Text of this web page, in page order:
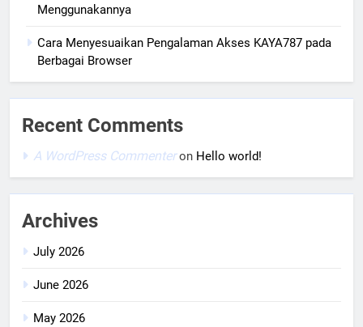
Menggunakannya
Cara Menyesuaikan Pengalaman Akses KAYA787 pada
Berbagai Browser
Recent Comments
A WordPress Commenteron Hello world!
Archives
July 2026
June 2026
May 2026